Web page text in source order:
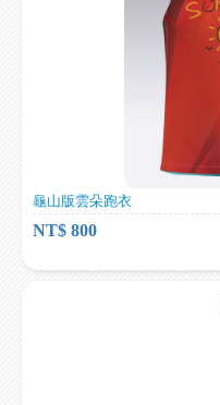
龜山版雲朵跑衣
NT$ 800